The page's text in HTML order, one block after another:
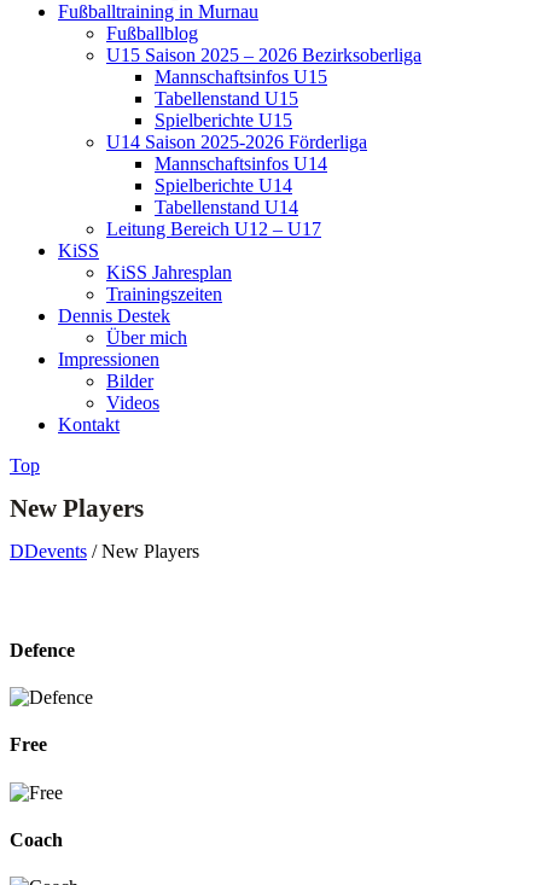
Fußballtraining in Murnau
Fußballblog
U15 Saison 2025 – 2026 Bezirksoberliga
Mannschaftsinfos U15
Tabellenstand U15
Spielberichte U15
U14 Saison 2025-2026 Förderliga
Mannschaftsinfos U14
Spielberichte U14
Tabellenstand U14
Leitung Bereich U12 – U17
KiSS
KiSS Jahresplan
Trainingszeiten
Dennis Destek
Über mich
Impressionen
Bilder
Videos
Kontakt
Top
New Players
DDevents /New Players
Defence
Free
Coach